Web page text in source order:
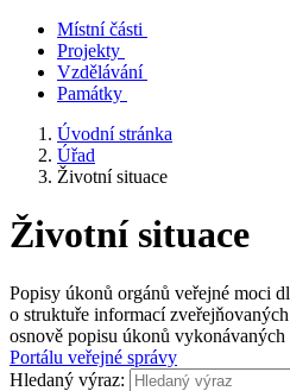
Místní části
Projekty
Vzdělávání
Památky
Úvodní stránka
Úřad
Životní situace
Životní situace
Popisy úkonů orgánů veřejné moci
o struktuře informací
osnově popisu úkonů vykonávaných
Portálu veřejné správy
Hledaný výraz: